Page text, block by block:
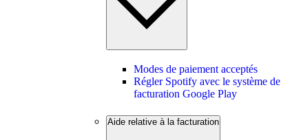
Modes de paiement acceptés
Régler Spotify avec le système de
facturation Google Play
Aide relative à la facturation